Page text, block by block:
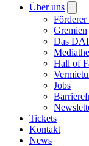
Über uns
Gremien
Das
Hall of
Jobs
Tickets
Kontakt
News